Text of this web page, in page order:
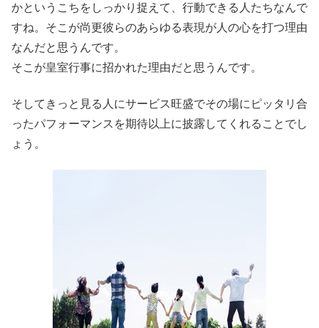
かというこちをしっかり捉えて、行動できる人たちなんで
すね。そこが尚更彼らのあらゆる表現が人の心を打つ理由
なんだと思うんです。
そこが皇室行事に招かれた理由だと思うんです。
そしてきっと見る人にサービス旺盛でその場にピッタリ合
ったパフォーマンスを期待以上に披露してくれることでし
ょう。